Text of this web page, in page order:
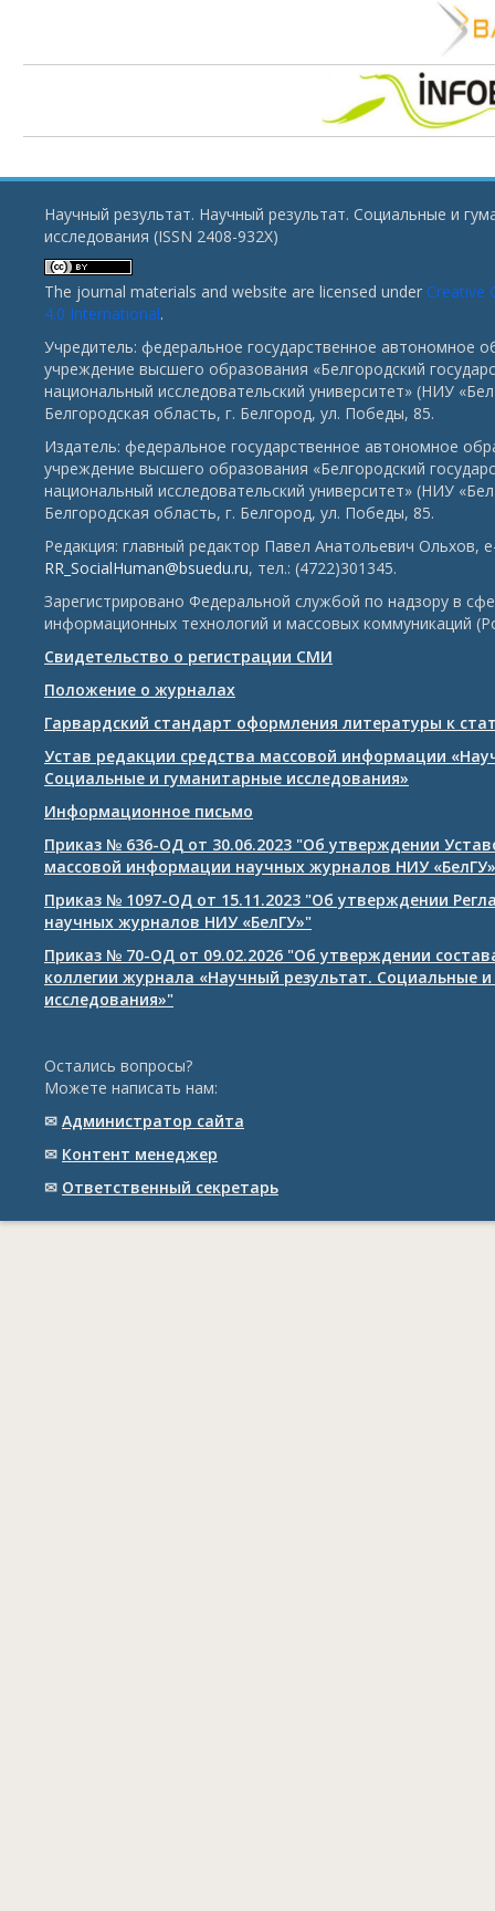
Научный результат. Научный результат. Социальные и
исследования (ISSN 2408-932X)
The journal materials and website are licensed under Creative
4.0 International.
Учредитель: федеральное государственное автономное
учреждение высшего образования «Белгородский
национальный исследовательский университет» (НИУ
Белгородская область, г. Белгород, ул. Победы, 85.
Издатель: федеральное государственное автономное
учреждение высшего образования «Белгородский
национальный исследовательский университет» (НИУ
Белгородская область, г. Белгород, ул. Победы, 85.
Редакция: главный редактор Павел Анатольевич Ольхов,
RR_SocialHuman@bsuedu.ru, тел.: (4722)301345.
Зарегистрировано Федеральной службой по надзору в
информационных технологий и массовых коммуникаций
Свидетельство о регистрации СМИ
Положение о журналах
Гарвардский стандарт оформления литературы к
Устав редакции средства массовой информации
Социальные и гуманитарные исследования»
Информационное письмо
Приказ № 636-ОД от 30.06.2023 "Об утверждении
массовой информации научных журналов НИУ «БелГУ»
Приказ № 1097-ОД от 15.11.2023 "Об утверждении
научных журналов НИУ «БелГУ»"
Приказ № 70-ОД от 09.02.2026 "Об утверждении
коллегии журнала «Научный результат. Социальные
исследования»"
Остались вопросы?
Можете написать нам:
✉ Администратор сайта
✉ Контент менеджер
✉ Ответственный cекретарь